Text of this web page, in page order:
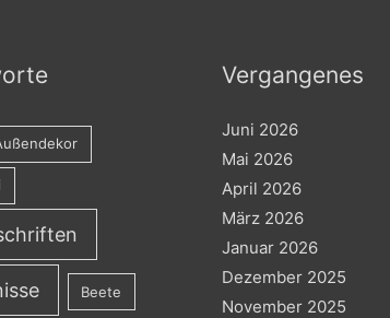
Beete
Vergangenes
Juni 2026
Mai 2026
April 2026
März 2026
Januar 2026
Dezember 2025
November 2025